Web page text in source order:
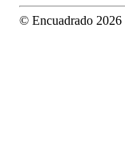
© Encuadrado 2026